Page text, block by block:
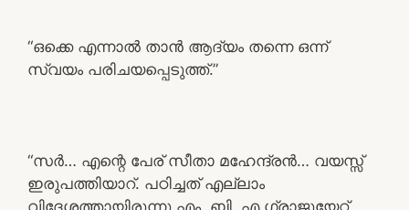
“ഒക്കെ എന്നാൽ താൻ ആദ്യം തന്നെ ഒന്ന്
സ്വയം പരിചയപ്പെടുത്ത്.”
“സർ… എന്റെ പേര് സീതാ മഹേന്ദ്രൻ… വയസ്സ്
ഇരുപത്തിയാറ്. പഠിച്ചത് എല്ലാം
വിദേശത്തായിരുന്നു എം. ബി. എ ഗ്രാജുയേറ്റ്